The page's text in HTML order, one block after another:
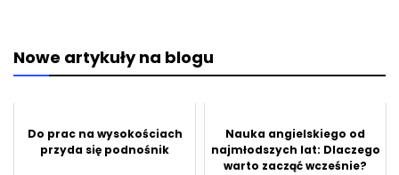
Nowe artykuły na blogu
Do prac na wysokościach
przyda się podnośnik
Nauka angielskiego od
najmłodszych lat: Dlaczego
warto zacząć wcześnie?